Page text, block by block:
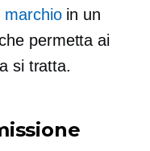
marchioin un
permetta ai
si tratta.